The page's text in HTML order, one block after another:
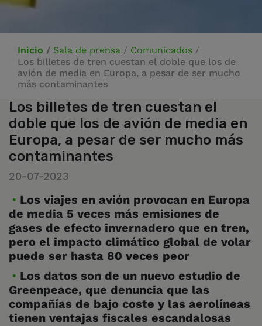
Inicio / Sala de prensa / Comunicados /
Los billetes de tren cuestan el doble que los de
avión de media en Europa, a pesar de ser mucho
más contaminantes
Los billetes de tren cuestan el
doble que los de avión de media en
Europa, a pesar de ser mucho más
contaminantes
20-07-2023
Los viajes en avión provocan en Europa
de media 5 veces más emisiones de
gases de efecto invernadero que en tren,
pero el impacto climático global de volar
puede ser hasta 80 veces peor
Los datos son de un nuevo estudio de
Greenpeace, que denuncia que las
compañías de bajo coste y las aerolíneas
tienen ventajas fiscales escandalosas